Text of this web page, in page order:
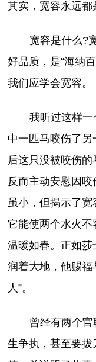
其实，宽容永远都
宽容是什么?
好品质，是“海纳
我们应学会宽容。
我听过这样
中一匹马咬伤了
后这只没被咬伤
反而主动安慰因
虽小，但揭示了宽
它能使两个水火
温暖如春。正如莎
润着大地，他赐
人”。
曾经有两个
生争执，甚至要